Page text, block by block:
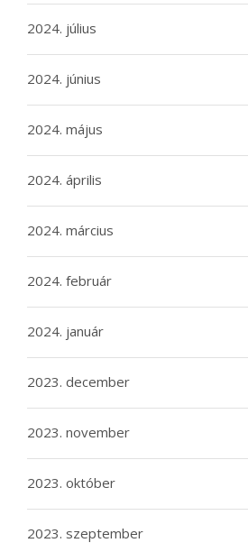
2024. július
2024. június
2024. május
2024. április
2024. március
2024. február
2024. január
2023. december
2023. november
2023. október
2023. szeptember